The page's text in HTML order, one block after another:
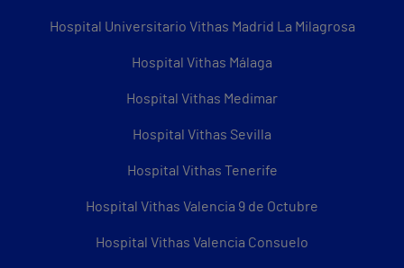
Hospital Universitario Vithas Madrid La Milagrosa
Hospital Vithas Málaga
Hospital Vithas Medimar
Hospital Vithas Sevilla
Hospital Vithas Tenerife
Hospital Vithas Valencia 9 de Octubre
Hospital Vithas Valencia Consuelo